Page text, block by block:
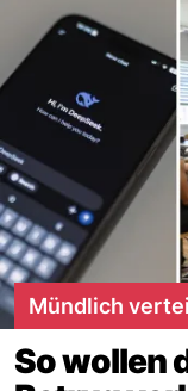
Mündlich
So wollen